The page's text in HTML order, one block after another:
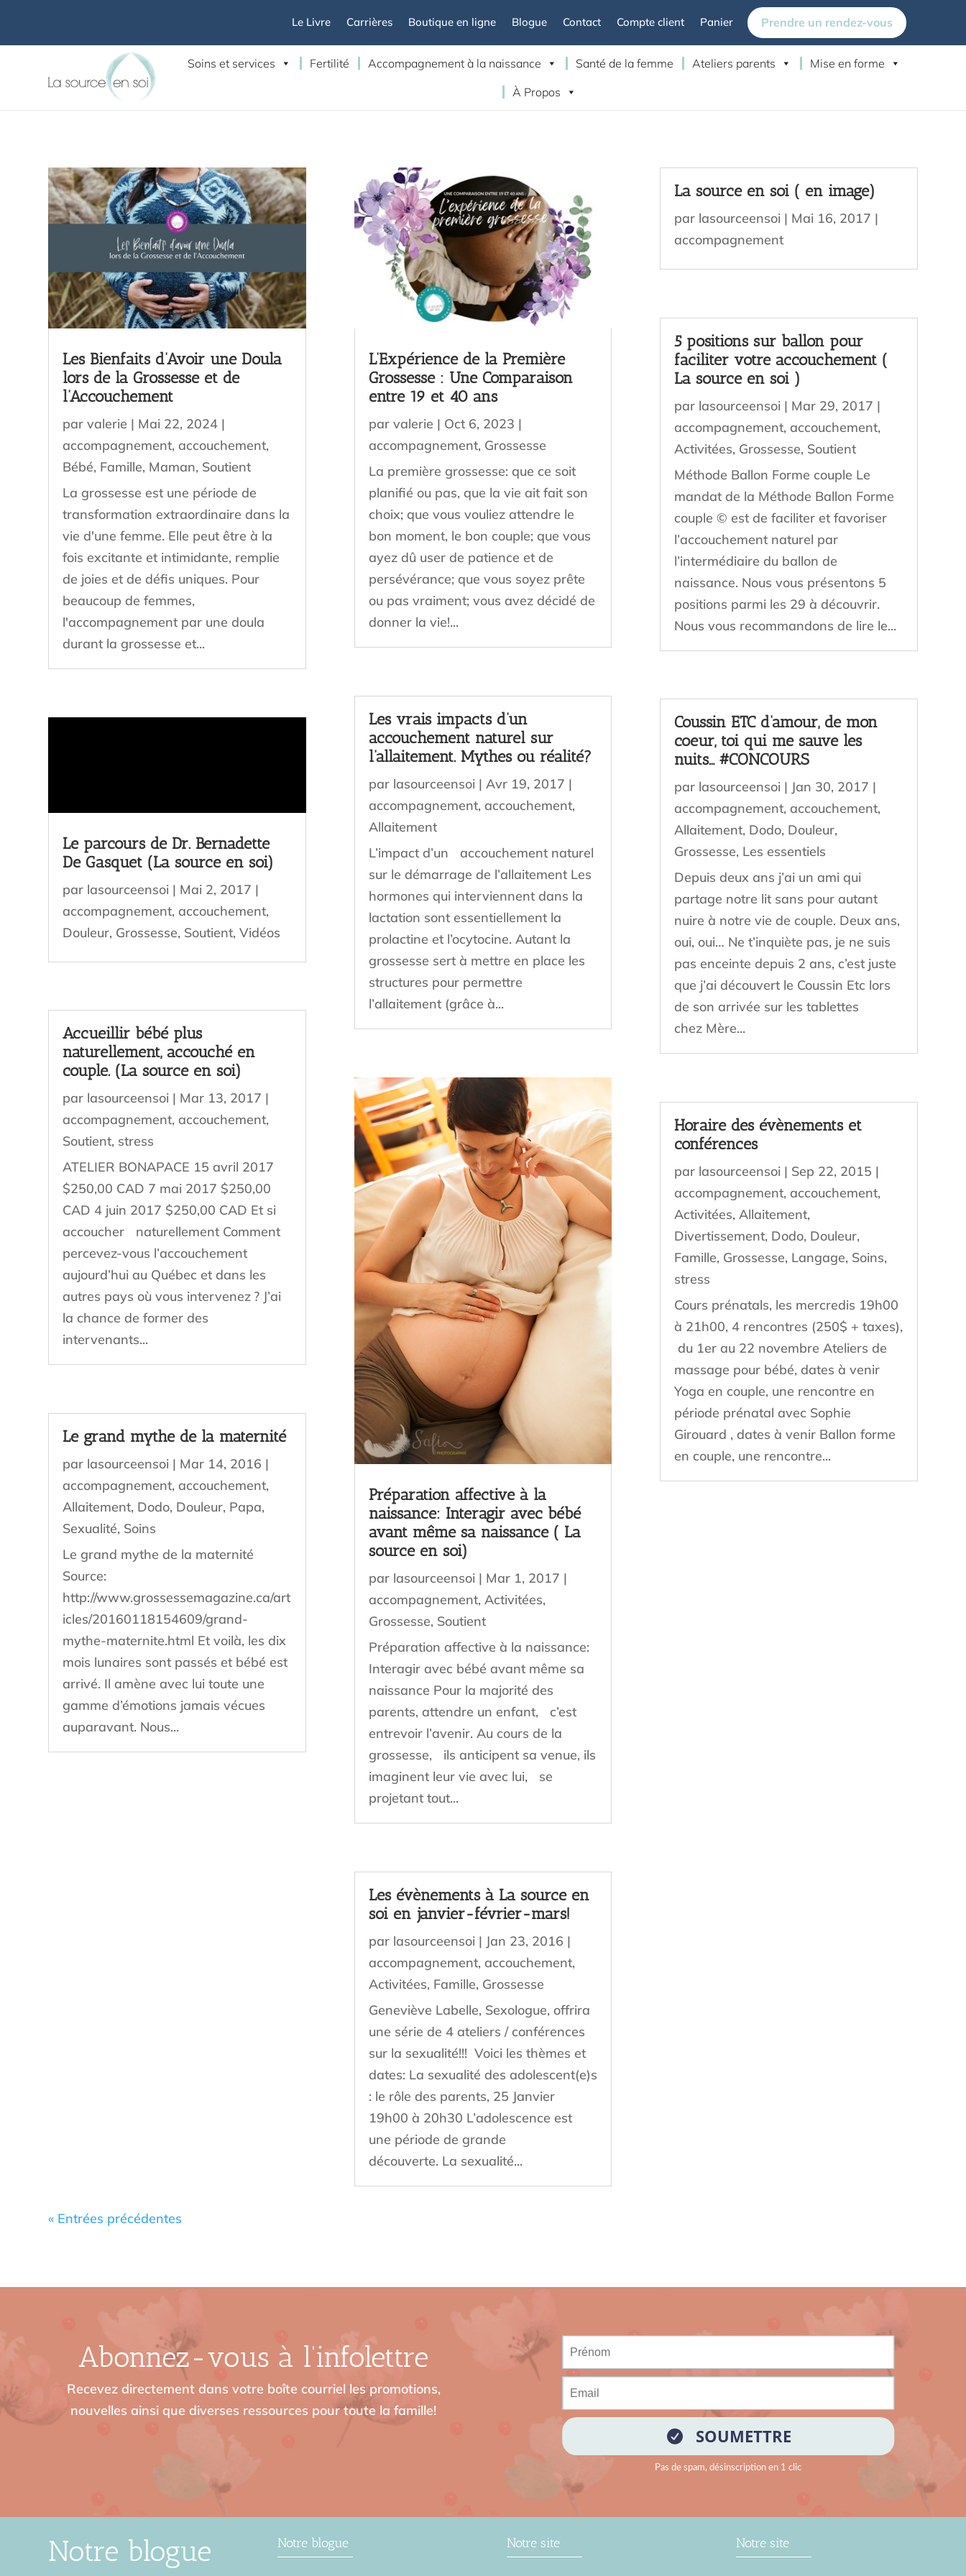
Le Livre Carrières Boutique en ligne Blogue Contact Compte client Panier Prendre un rendez-vous
Soins et services Fertilité Accompagnement à la naissance Santé de la femme Ateliers parents
Mise en forme
À Propos
Les Bienfaits d’Avoir une Doula
lors de la Grossesse et de
l’Accouchement
parvalerie | Mai 22, 2024 |
accompagnement, accouchement,
Bébé, Famille, Maman, Soutient
La grossesse est une période de
transformation extraordinaire dans la
vie d'une femme. Elle peut être à la
fois excitante et intimidante, remplie
de joies et de défis uniques. Pour
beaucoup de femmes,
l'accompagnement par une doula
durant la grossesse et...
Le parcours de Dr. Bernadette
De Gasquet (La source en soi)
par lasourceensoi | Mai 2, 2017 |
accompagnement, accouchement,
Douleur, Grossesse, Soutient,Vidéos
Accueillir bébé plus
naturellement, accouché en
couple. (La source en soi)
par lasourceensoi | Mar 13, 2017 |
accompagnement, accouchement,
Soutient, stress
ATELIER BONAPACE 15 avril 2017
$250,00 CAD 7 mai 2017 $250,00
CAD 4 juin 2017 $250,00 CAD Et si
accoucher naturellement Comment
percevez-vous l’accouchement
aujourd’hui au Québec et dans les
autres pays où vous intervenez ? J’ai
la chance de former des
intervenants...
Le grand mythe de la maternité
par lasourceensoi | Mar 14, 2016 |
accompagnement, accouchement,
Allaitement, Dodo, Douleur, Papa,
Sexualité, Soins
Le grand mythe de la maternité
Source:
http://www.grossessemagazine.ca/art
icles/20160118154609/grand-
mythe-maternite.html Et voilà, les dix
mois lunaires sont passés et bébé est
arrivé. Il amène avec lui toute une
gamme d’émotions jamais vécues
auparavant. Nous...
L’Expérience de la Première
Grossesse : Une Comparaison
entre 19 et 40 ans
par valerie | Oct 6, 2023 |
accompagnement, Grossesse
La première grossesse: que ce soit
planifié ou pas, que la vie ait fait son
choix; que vous vouliez attendre le
bon moment, le bon couple; que vous
ayez dû user de patience et de
persévérance; que vous soyez prête
ou pas vraiment; vous avez décidé de
donner la vie!...
Les vrais impacts d’un
accouchement naturel sur
l’allaitement. Mythes ou réalité?
par lasourceensoi| Avr 19, 2017 |
accompagnement, accouchement,
Allaitement
L’impact d’un accouchement naturel
sur le démarrage de l’allaitement Les
hormones qui interviennent dans la
lactation sont essentiellement la
prolactine et l’ocytocine. Autant la
grossesse sert à mettre en place les
structures pour permettre
l’allaitement (grâce à...
Préparation affective à la
naissance: Interagir avec bébé
avant même sa naissance ( La
source en soi)
par lasourceensoi| Mar 1, 2017 |
accompagnement, Activitées,
Grossesse, Soutient
Préparation affective à la naissance:
Interagir avec bébé avant même sa
naissance Pour la majorité des
parents, attendre un enfant, c’est
entrevoir l’avenir. Au cours de la
grossesse, ils anticipent sa venue, ils
imaginent leur vie avec lui, se
projetant tout...
Les évènements à La source en
soi en janvier-février-mars!
par lasourceensoi| Jan 23, 2016 |
accompagnement, accouchement,
Activitées, Famille, Grossesse
Geneviève Labelle, Sexologue, offrira
une série de 4 ateliers / conférences
sur la sexualité!!! Voici les thèmes et
dates: La sexualité des adolescent(e)s
: le rôle des parents, 25 Janvier
19h00 à 20h30 L’adolescence est
une période de grande
découverte. La sexualité...
La source en soi ( en image)
par lasourceensoi| Mai 16, 2017 |
accompagnement
5 positions sur ballon pour
faciliter votre accouchement (
La source en soi )
par lasourceensoi| Mar 29, 2017 |
accompagnement, accouchement,
Activitées, Grossesse, Soutient
Méthode Ballon Forme couple Le
mandat de la Méthode Ballon Forme
couple © est de faciliter et favoriser
l’accouchement naturel par
l’intermédiaire du ballon de
naissance. Nous vous présentons 5
positions parmi les 29 à découvrir.
Nous vous recommandons de lire le...
Coussin ETC d’amour, de mon
coeur, toi qui me sauve les
nuits… #CONCOURS
par lasourceensoi| Jan 30, 2017 |
accompagnement, accouchement,
Allaitement, Dodo, Douleur,
Grossesse, Les essentiels
Depuis deux ans j’ai un ami qui
partage notre lit sans pour autant
nuire à notre vie de couple. Deux ans,
oui, oui… Ne t’inquiète pas, je ne suis
pas enceinte depuis 2 ans, c’est juste
que j’ai découvert le Coussin Etc lors
de son arrivée sur les tablettes
chez Mère...
Horaire des évènements et
conférences
par lasourceensoi| Sep 22, 2015 |
accompagnement, accouchement,
Activitées, Allaitement,
Divertissement, Dodo, Douleur,
Famille, Grossesse, Langage, Soins,
stress
Cours prénatals, les mercredis 19h00
à 21h00, 4 rencontres (250$ + taxes),
du 1er au 22 novembre Ateliers de
massage pour bébé, dates à venir
Yoga en couple, une rencontre en
période prénatal avec Sophie
Girouard , dates à venir Ballon forme
en couple, une rencontre...
« Entrées précédentes
Abonnez-vous à l’infolettre
Recevez directement dans votre boîte courriel les promotions,
nouvelles ainsi que diverses ressources pour toute la famille!
Notre blogue Notre blogue Notre site Notre site